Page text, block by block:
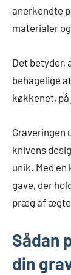
anerkendte
materialer
Det betyder,
behagelige
køkkenet,
Graveringen
knivens
unik. Med
gave, der
præg af ægte
Sådan
din